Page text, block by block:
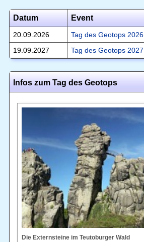
Datum Event
20.09.2026
Tag des Geotops 2026
19.09.2027
Tag des Geotops 2027
Infos zum Tag des Geotops
Die Externsteine im Teutoburger Wald